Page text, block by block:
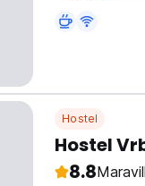
Hostel
Hostel
8.8